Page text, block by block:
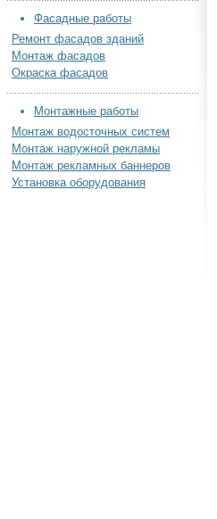
Фасадные работы
Ремонт фасадов зданий
Монтаж фасадов
Окраска фасадов
Монтажные работы
Монтаж водосточных систем
Монтаж наружной рекламы
Монтаж рекламных баннеров
Установка оборудования